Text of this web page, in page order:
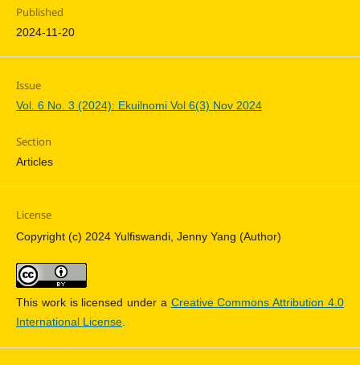
Published
2024-11-20
Issue
Vol. 6 No. 3 (2024): Ekuilnomi Vol 6(3) Nov 2024
Section
Articles
License
Copyright (c) 2024 Yulfiswandi, Jenny Yang (Author)
This work is licensed under a Creative Commons Attribution 4.0
International License.